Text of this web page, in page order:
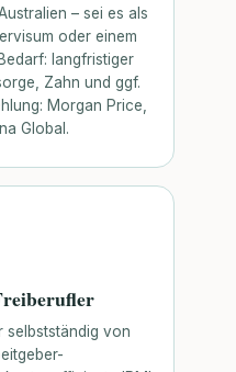
– sei es als
oder einem
langfristiger
Zahn und ggf.
Morgan Price,
Global.
selbstständig von